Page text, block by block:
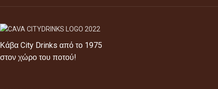
Κάβα City Drinks από το 1975
στον χώρο του ποτού!